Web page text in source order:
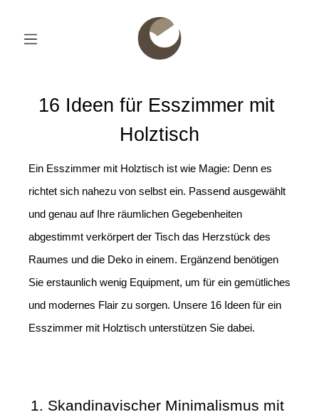
16 Ideen für Esszimmer mit
Holztisch
Ein Esszimmer mit Holztisch ist wie Magie: Denn es
richtet sich nahezu von selbst ein. Passend ausgewählt
und genau auf Ihre räumlichen Gegebenheiten
abgestimmt verkörpert der Tisch das Herzstück des
Raumes und die Deko in einem. Ergänzend benötigen
Sie erstaunlich wenig Equipment, um für ein gemütliches
und modernes Flair zu sorgen. Unsere 16 Ideen für ein
Esszimmer mit Holztisch unterstützen Sie dabei.
1. Skandinavischer Minimalismus mit